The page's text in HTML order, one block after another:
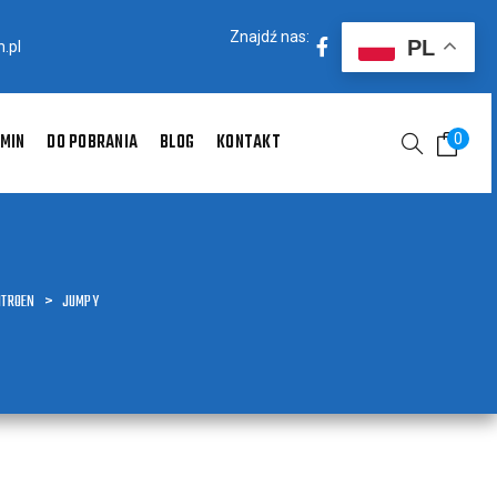
Znajdź nas:
DO POBRANIA BLOG KONTAKT 0
> JUMPY
PL